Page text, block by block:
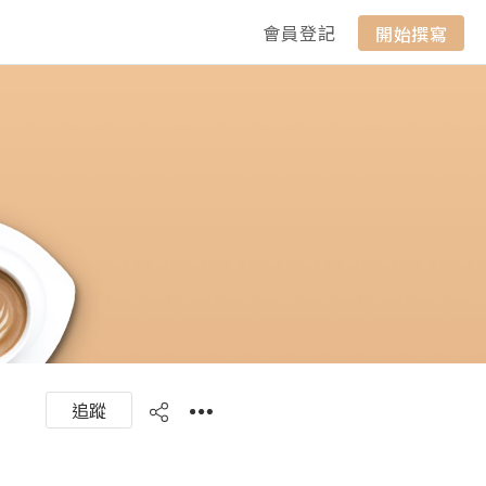
會員登記 開始撰寫
追蹤